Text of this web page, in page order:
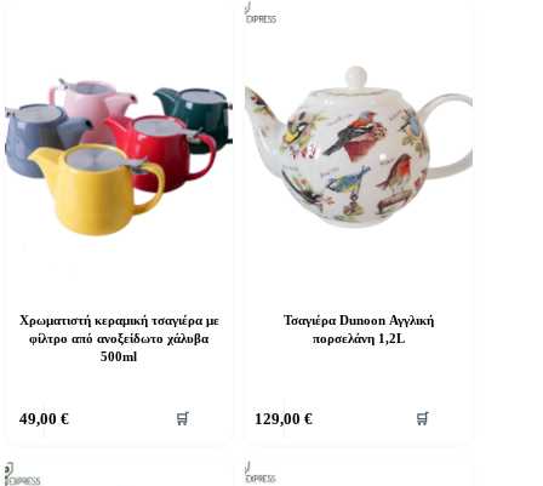
Χρωματιστή κεραμική τσαγιέρα με
φίλτρο από ανοξείδωτο χάλυβα
500ml
49,00 € 🛒
Τσαγιέρα Dunoon Αγγλική
πορσελάνη 1,2L
129,00€ 🛒